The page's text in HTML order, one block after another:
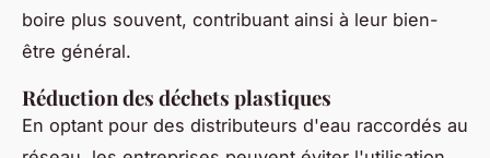
boire plus souvent, contribuant ainsi à leur bien-
être général.
Réduction des déchets plastiques
En optant pour des distributeurs d'eau raccordés au